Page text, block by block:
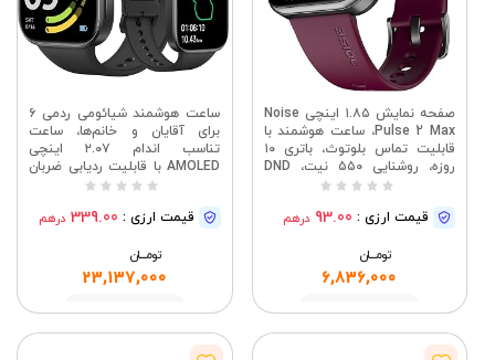
صفحه نمایش ۱.۸۵ اینچی Noise
Pulse 2 Max، ساعت هوشمند با
قابلیت تماس بلوتوث، باتری ۱۰
روزه، روشنایی ۵۵۰ نیت، DND
هوشمند، ۱۰۰ حالت ورزشی، بیش
ابری، برای آقایان و خانم‌ها (Deep
قیمت ارزی : 93.00 درهم
تومــــــان
6,836,000
مشاهده
ساعت هوشمند شیائومی ردمی ۶
برای آقایان و خانم‌ها، ساعت
تناسب اندام ۲.۰۷ اینچی
AMOLED با قابلیت ردیابی ضربان
قلب/خواب/استرس، ردیاب
قیمت ارزی : 339.00 درهم
تومــــــان
23,137,000
مشاهده